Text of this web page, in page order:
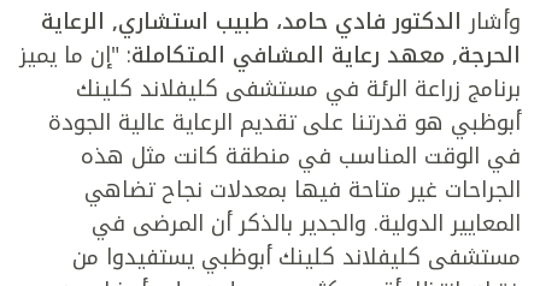
وأشار الدكتور فادي حامد، طبيب استشاري, الرعاية
الحرجة, معهد رعاية المشافي المتكاملة: "إن ما يميز
برنامج زراعة الرئة في مستشفى كليفلاند كلينك
أبوظبي هو قدرتنا على تقديم الرعاية عالية الجودة
في الوقت المناسب في منطقة كانت مثل هذه
الجراحات غير متاحة فيها بمعدلات نجاح تضاهي
المعايير الدولية. والجدير بالذكر أن المرضى في
مستشفى كليفلاند كلينك أبوظبي يستفيدوا من